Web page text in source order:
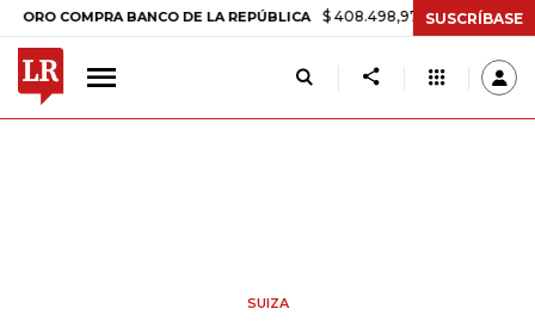
BANCO DE LA REPÚBLICA $ 408.498,97 +$ 8.753,81 +2,19%
SUSCRÍBASE
SUIZA